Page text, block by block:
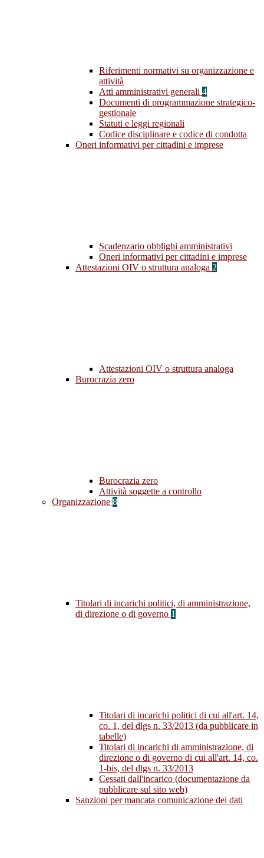
Riferimenti normativi su organizzazione e
attività
Atti amministrativi generali 4
Documenti di programmazione strategico-
gestionale
Statuti e leggi regionali
Codice disciplinare e codice di condotta
Oneri informativi per cittadini e imprese
Scadenzario obblighi amministrativi
Oneri informativi per cittadini e imprese
Attestazioni OIV o struttura analoga 2
Attestazioni OIV o struttura analoga
Burocrazia zero
Burocrazia zero
Attività soggette a controllo
Organizzazione 8
Titolari di incarichi politici, di amministrazione,
di direzione o di governo 1
Titolari di incarichi politici di cui all'art. 14,
co. 1, del dlgs n. 33/2013 (da pubblicare in
tabelle)
Titolari di incarichi di amministrazione, di
direzione o di governo di cui all'art. 14, co.
1-bis, del dlgs n. 33/2013
Cessati dall'incarico (documentazione da
pubblicare sul sito web)
Sanzioni per mancata comunicazione dei dati